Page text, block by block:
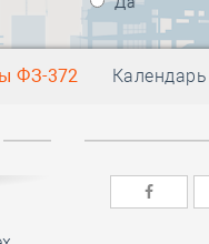
ФЗ-372 Календарь